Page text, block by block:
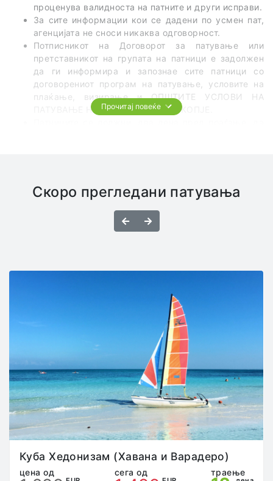
проценува валидноста на патните и други исправи.
За сите информации кои се дадени по усмен пат,
агенцијата не сноси никаква одговорност.
Потписникот на Договорот за патување или
претставникот на групата на патници е задолжен
да ги информира и запознае сите патници со
договорениот програм на патување, условите на
плаќање, визирање и ОПШТИТЕ УСЛОВИ НА
ПАТУВАЊЕ НА ТА ЦЕЛ СВЕТ од СКОПЈЕ.
патување и да ги почитува важечките законски
царински прописи.
Во превозните средства најстрого е забрането
пушење, конзумирање на алкохол и опојни
останат на своите места и не смеат истите да ги
(граници, чек-поинт станици, патарини итн). Во
случај патникот да го напушти возилото без
претходен договор со претставникот на
агенцијата, истиот сам ги сноси сите трошоци и
Патникот кој преку неадекватно однесување, ги
вознемирува останатите патници или смета на
шоферите и/или придружникот на групата во
својата работа, ќе биде одма исклучен од
патувањето и целата одговорност преоѓа на него/
неа, без право на жалба и враќање на пари.
Патникот е должен да ја почитува “саатницата”
одредена од страна на претставникот на
Прочитај повеќе
Скоро прегледани патувања
НазадНапред
Куба Хедонизам (Хавана и Варадеро)
цена од сега од траење